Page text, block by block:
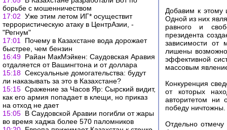
борьбе с мошенничеством
17:02 Уже этим летом ИГ* осуществит
террористическую атаку в ЦентрАзии, -
"Регнум"
17:01
Почему в Казахстане вода дорожает
быстрее, чем бензин
16:49 Райан МакМэйкен: Саудовская Аравия
отдаляется от Вашингтона и от доллара
15:18 Сексуальные домогательства: будут
ли наказывать за это в Казахстане?
15:15 Сражение за Часов Яр: Сырский видит,
как его армия попадает в клещи, но приказ
на отход не дает
15:05 В Саудовской Аравии погибли от жары
во время хаджа более 570 паломников
Добавим к этому
Одной из них
равного и
президента
зависимости от
лишены
эффективной
массовым
Конкуренция
от которых
авторитетом ни
победу ничтожны.
Отдельно отмечу